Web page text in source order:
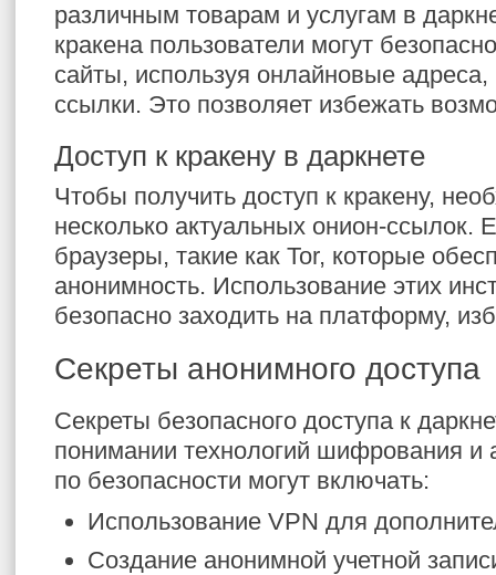
различным товарам и услугам в
кракена пользователи могут
сайты, используя онлайновые адреса,
ссылки. Это позволяет избежать
Доступ к кракену в даркнете
Чтобы получить доступ к кракену,
несколько актуальных онион-ссылок.
браузеры, такие как Tor, которые
анонимность. Использование этих
безопасно заходить на платформу,
Секреты анонимного доступа
Секреты безопасного доступа к
понимании технологий шифрования и
по безопасности могут включать:
Использование VPN для
Создание анонимной учетной